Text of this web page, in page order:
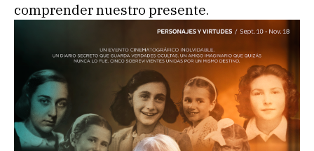
comprender nuestro presente.